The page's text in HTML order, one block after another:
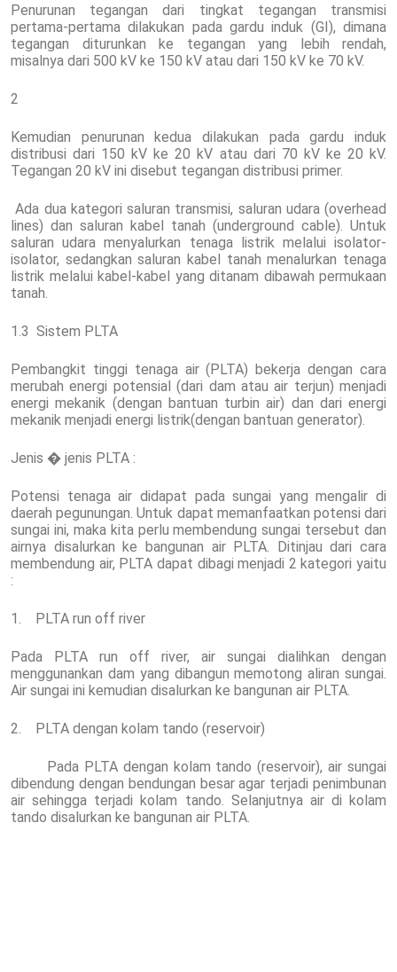
Penurunan tegangan dari tingkat tegangan transmisi
pertama-pertama dilakukan pada gardu induk (GI), dimana
tegangan diturunkan ke tegangan yang lebih rendah,
misalnya dari 500 kV ke 150 kV atau dari 150 kV ke 70 kV.
2
Kemudian penurunan kedua dilakukan pada gardu induk
distribusi dari 150 kV ke 20 kV atau dari 70 kV ke 20 kV.
Tegangan 20 kV ini disebut tegangan distribusi primer.
Ada dua kategori saluran transmisi, saluran udara (overhead
lines) dan saluran kabel tanah (underground cable). Untuk
saluran udara menyalurkan tenaga listrik melalui isolator-
isolator, sedangkan saluran kabel tanah menalurkan tenaga
listrik melalui kabel-kabel yang ditanam dibawah permukaan
tanah.
1.3 Sistem PLTA
Pembangkit tinggi tenaga air (PLTA) bekerja dengan cara
merubah energi potensial (dari dam atau air terjun) menjadi
energi mekanik (dengan bantuan turbin air) dan dari energi
mekanik menjadi energi listrik(dengan bantuan generator).
Jenis � jenis PLTA :
Potensi tenaga air didapat pada sungai yang mengalir di
daerah pegunungan. Untuk dapat memanfaatkan potensi dari
sungai ini, maka kita perlu membendung sungai tersebut dan
airnya disalurkan ke bangunan air PLTA. Ditinjau dari cara
membendung air, PLTA dapat dibagi menjadi 2 kategori yaitu
:
1. PLTA run off river
Pada PLTA run off river, air sungai dialihkan dengan
menggunankan dam yang dibangun memotong aliran sungai.
Air sungai ini kemudian disalurkan ke bangunan air PLTA.
2. PLTA dengan kolam tando (reservoir)
Pada PLTA dengan kolam tando (reservoir), air sungai
dibendung dengan bendungan besar agar terjadi penimbunan
air sehingga terjadi kolam tando. Selanjutnya air di kolam
tando disalurkan ke bangunan air PLTA.